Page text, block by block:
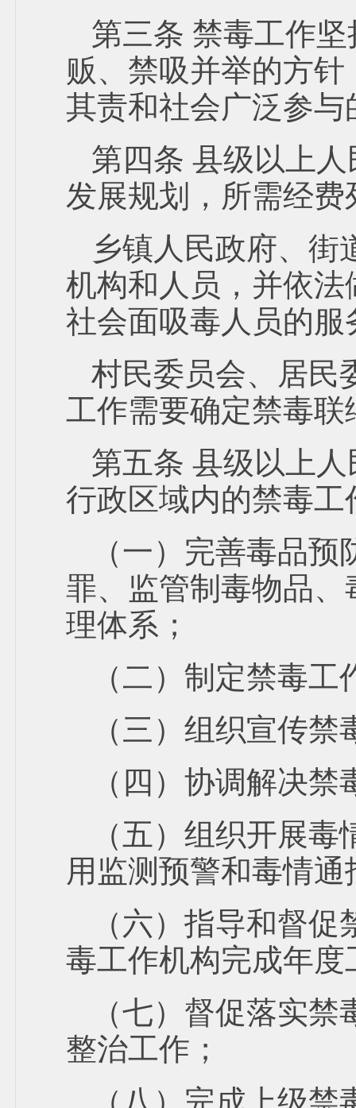
第三条 禁毒工作
贩、禁吸并举的方
其责和社会广泛参与
第四条 县级以上
发展规划，所需经
乡镇人民政府、街
机构和人员，并依
社会面吸毒人员的
村民委员会、居民
工作需要确定禁毒联
第五条 县级以上
行政区域内的禁毒
（一）完善毒品
罪、监管制毒物品
理体系；
（二）制定禁毒
（三）组织宣传
（四）协调解决
（五）组织开展
用监测预警和毒情
（六）指导和督
毒工作机构完成年度
（七）督促落实
整治工作；